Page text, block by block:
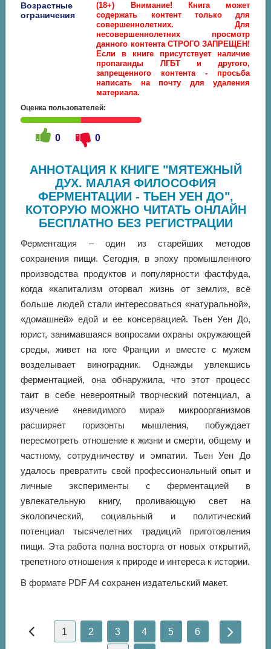
Возрастные
ограничения
(18+) Внимание! Книга может
содержать контент только для
совершеннолетних. Для
несовершеннолетних просмотр
данного контента СТРОГО ЗАПРЕЩЕН!
Если в книге присутствует наличие
пропаганды ЛГБТ и другого,
запрещенного контента - просьба
написать на почту для удаления
материала.
Оценка пользователей:
0 0
АННОТАЦИЯ К КНИГЕ "МЯТЕЖНЫЙ
ДУХ. МАЛАЯ ФИЛОСОФИЯ
ФЕРМЕНТАЦИИ - ТЬЕН УЕН ДО",
КОТОРУЮ МОЖНО ЧИТАТЬ ОНЛАЙН
БЕСПЛАТНО БЕЗ РЕГИСТРАЦИИ
Ферментация – один из старейших методов
сохранения пищи. Сегодня, в эпоху промышленного
производства продуктов и популярности фастфуда,
когда «капитализм оторвал жизнь от земли», всё
больше людей стали интересоваться «натуральной»,
«домашней» едой и ее консервацией. Тьен Уен До,
юрист, занимавшаяся вопросами охраны окружающей
среды, живет на юге Франции и вместе с мужем
возделывает виноградник. Однажды увлекшись
ферментацией, она обнаружила, что этот процесс
таит в себе невероятный творческий потенциал, а
изучение «невидимого мира» микроорганизмов
расширяет горизонты мышления, побуждает
пересмотреть отношение к жизни и смерти, общему и
частному, сотрудничеству и эмпатии. Тьен Уен До
удалось превратить свой профессиональный опыт и
личные эксперименты с ферментацией в
увлекательную книгу, проливающую свет на
экологический, социальный и политический
потенциал тысячелетних традиций приготовления
пищи. Эта работа полна восторга от новых открытий,
трепетного отношения к природе и интереса к истории.
В формате PDF A4 сохранен издательский макет.
1 2 3 4 5 6